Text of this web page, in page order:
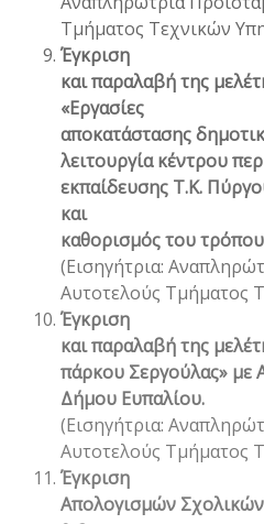
Τμήματος Τεχνικών
Έγκριση
και παραλαβή της
«Εργασίες
αποκατάστασης
λειτουργία κέντρου
εκπαίδευσης Τ.Κ.
και
καθορισμός του
(Εισηγήτρια:
Αυτοτελούς Τμήματος
Έγκριση
και παραλαβή της
πάρκου Σεργούλας»
Δήμου Ευπαλίου.
(Εισηγήτρια:
Αυτοτελούς Τμήματος
Έγκριση
Απολογισμών